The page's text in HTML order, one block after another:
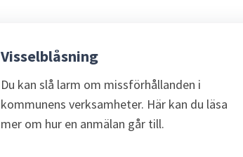
Visselblåsning
Du kan slå larm om missförhållanden i
kommunens verksamheter. Här kan du läsa
mer om hur en anmälan går till.